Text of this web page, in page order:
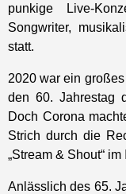
punkige Live-
Songwriter,
statt.
2020 war ein
den 60. Jahrestag
Doch Corona
Strich durch die
„Stream & Shout“
Anlässlich des 65.